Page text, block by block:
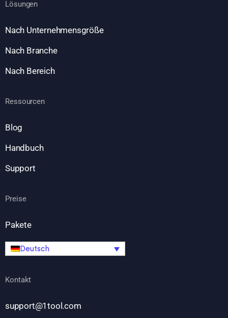
Lösungen
Nach Unternehmensgröße
Nach Branche
Nach Bereich
Ressourcen
Blog
Handbuch
Support
Preise
Pakete
Deutsch
Kontakt
support@1tool.com